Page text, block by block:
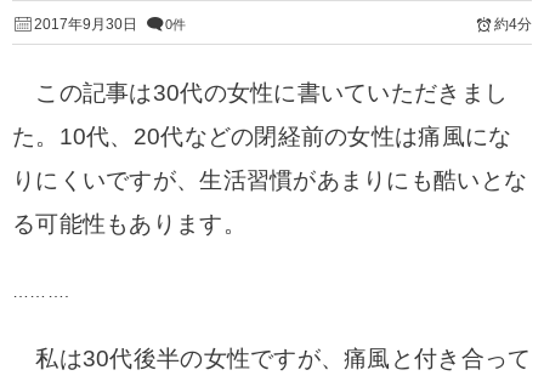
2017年9月30日 0件 約4分
この記事は30代の女性に書いていただきまし
た。10代、20代などの閉経前の女性は痛風にな
りにくいですが、生活習慣があまりにも酷いとな
る可能性もあります。
私は30代後半の女性ですが、痛風と付き合って